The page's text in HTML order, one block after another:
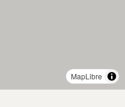
MapLibre